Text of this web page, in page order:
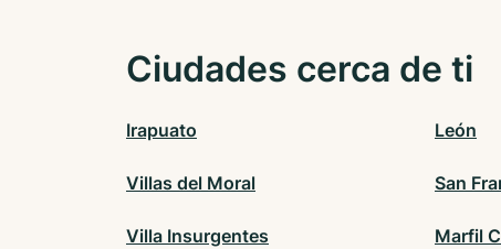
Ciudades cerca de ti
Irapuato León
Villas del Moral San
Villa Insurgentes Marfil